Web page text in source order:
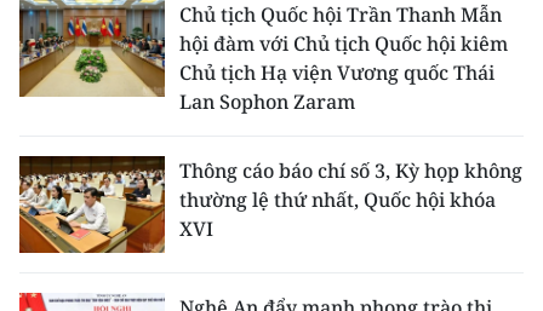
Chủ tịch Quốc hội Trần Thanh Mẫn
hội đàm với Chủ tịch Quốc hội kiêm
Chủ tịch Hạ viện Vương quốc Thái
Lan Sophon Zaram
Thông cáo báo chí số 3, Kỳ họp không
thường lệ thứ nhất, Quốc hội khóa
XVI